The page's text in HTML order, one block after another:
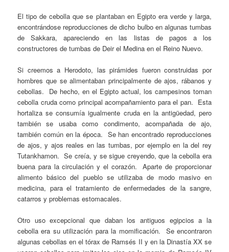
El tipo de cebolla que se plantaban en Egipto era verde y larga,
encontrándose reproducciones de dicho bulbo en algunas tumbas
de Sakkara, apareciendo en las listas de pagos a los
constructores de tumbas de Deir el Medina en el Reino Nuevo.
Si creemos a Herodoto, las pirámides fueron construidas por
hombres que se alimentaban principalmente de ajos, rábanos y
cebollas. De hecho, en el Egipto actual, los campesinos toman
cebolla cruda como principal acompañamiento para el pan. Esta
hortaliza se consumía igualmente cruda en la antigüedad, pero
también se usaba como condimento, acompañada de ajo,
también común en la época. Se han encontrado reproducciones
de ajos, y ajos reales en las tumbas, por ejemplo en la del rey
Tutankhamon. Se creía, y se sigue creyendo, que la cebolla era
buena para la circulación y el corazón. Aparte de proporcionar
alimento básico del pueblo se utilizaba de modo masivo en
medicina, para el tratamiento de enfermedades de la sangre,
catarros y problemas estomacales.
Otro uso excepcional que daban los antiguos egipcios a la
cebolla era su utilización para la momificación. Se encontraron
algunas cebollas en el tórax de Ramsés II y en la Dinastía XX se